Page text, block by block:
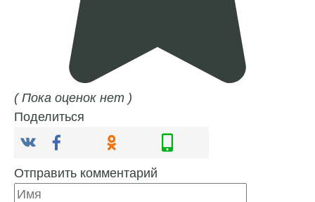
( Пока оценок нет )
Поделиться
Отправить комментарий
Имя